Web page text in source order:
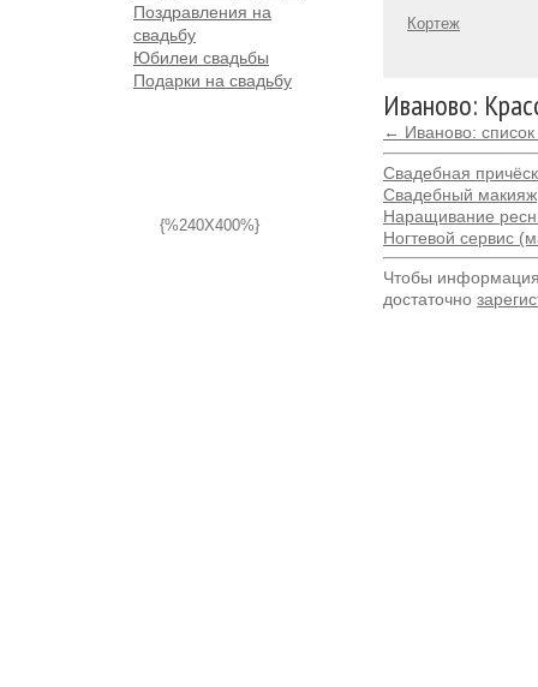
Поздравления на
свадьбу
Юбилеи свадьбы
Подарки на свадьбу
{%240X400%}
Кортеж
Иваново:
← Иваново:
Свадебная
Свадебный макияж
Наращивание
Ногтевой сервис
Чтобы
достаточно